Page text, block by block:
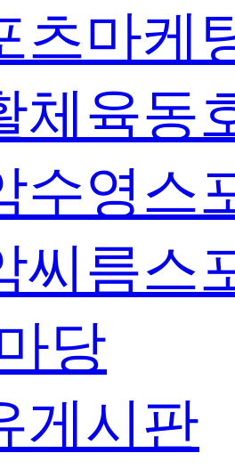
츠마케
체육동
수영스
씨름스
당
게시판